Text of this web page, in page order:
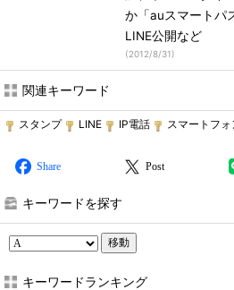
か「auスマートパ
LINE公開など
(2012/8/31)
関連キーワード
スタンプ LINE IP電話 スマートフォ
Share Post
キーワードを探す
移動
キーワードランキング